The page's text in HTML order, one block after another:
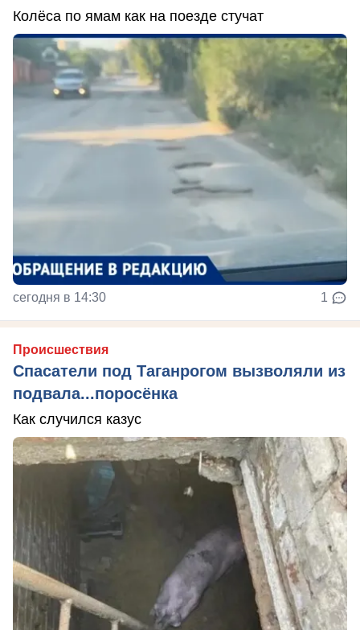
Колёса по ямам как на поезде стучат
сегодня в 14:30 1
Происшествия
Спасатели под Таганрогом вызволяли из
подвала...поросёнка
Как случился казус